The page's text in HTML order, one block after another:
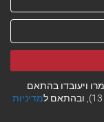
ויעובדו בהתאם
מדיניות